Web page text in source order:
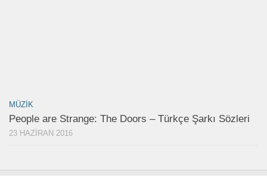
MÜZIK
People are Strange: The Doors – Türkçe Şarkı Sözleri
23 HAZIRAN 2016